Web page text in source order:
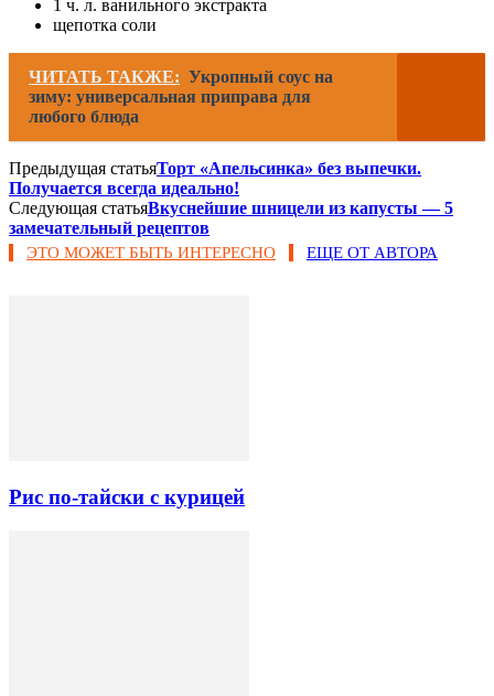
1 ч. л. ванильного экстракта
щепотка соли
ЧИТАТЬ ТАКЖЕ: Укропный соус на
зиму: универсальная приправа для
любого блюда
Предыдущая статьяТорт «Апельсинка» без выпечки.
Получается всегда идеально!
Следующая статьяВкуснейшие шницели из капусты — 5
замечательный рецептов
ЭТО МОЖЕТ БЫТЬ ИНТЕРЕСНО ЕЩЕ ОТ АВТОРА
Рис по-тайски с курицей